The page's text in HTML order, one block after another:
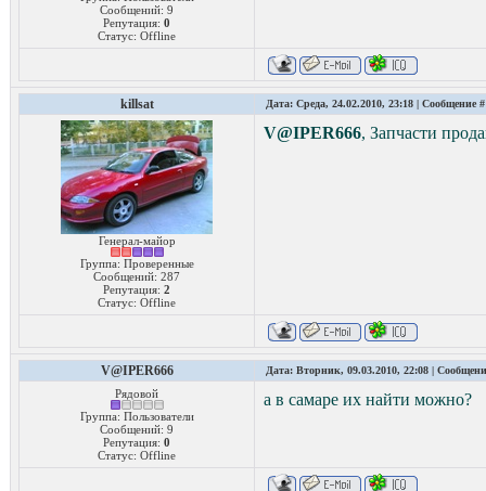
Сообщений: 9
Репутация: 0
Статус: Offline
killsat Дата: Среда, 24.02.2010, 23:18 | Сообщение
Генерал-майор
Группа: Проверенные
Сообщений: 287
Репутация: 2
Статус: Offline
V@IPER666, Запчасти
V@IPER666 Дата: Вторник, 09.03.2010, 22:08 |
Рядовой
Группа: Пользователи
Сообщений: 9
Репутация: 0
Статус: Offline
а в самаре их найти можно?